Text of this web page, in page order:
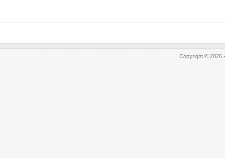
Copyright © 2026